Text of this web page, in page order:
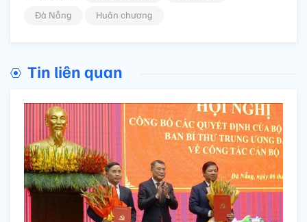
Đà Nẵng
Huân chương
Tin liên quan